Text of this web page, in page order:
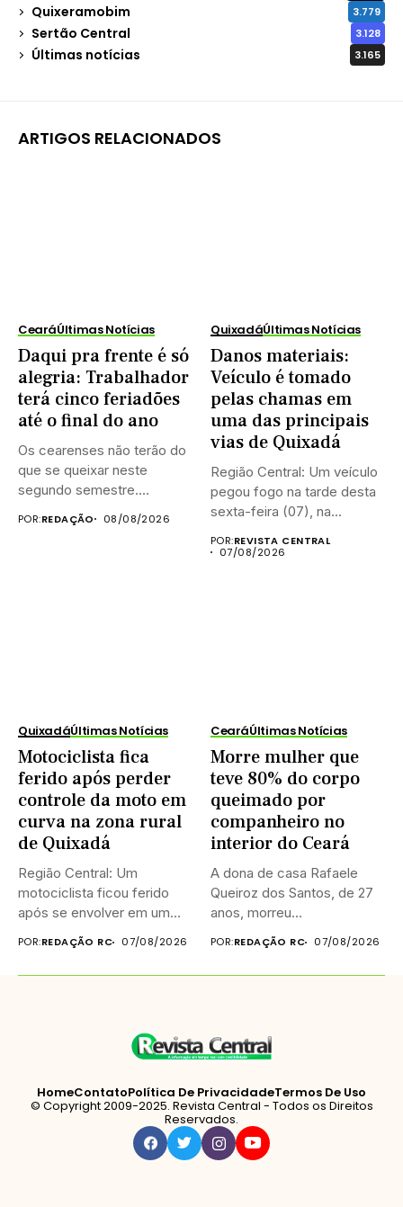
Quixeramobim 3.779
Sertão Central 3.128
Últimas notícias 3.165
ARTIGOS RELACIONADOS
CearáÚltimas Notícias
Daqui pra frente é só
alegria: Trabalhador
terá cinco feriadões
até o final do ano
Os cearenses não terão do
que se queixar neste
segundo semestre.
POR:REDAÇÃO 08/08/2026
QuixadáÚltimas Notícias
Danos materiais:
Veículo é tomado
pelas chamas em
uma das principais
vias de Quixadá
Região Central: Um veículo
pegou fogo na tarde desta
sexta-feira (07), na...
POR:REVISTA CENTRAL
07/08/2026
QuixadáÚltimas Notícias
Motociclista fica
ferido após perder
controle da moto em
curva na zona rural
de Quixadá
Região Central: Um
motociclista ficou ferido
após se envolver em um
acidente...
POR:REDAÇÃO RC 07/08/2026
CearáÚltimas Notícias
Morre mulher que
teve 80% do corpo
queimado por
companheiro no
interior do Ceará
A dona de casa Rafaele
Queiroz dos Santos, de 27
anos, morreu...
POR:REDAÇÃO RC 07/08/2026
HomeContatoPolítica De PrivacidadeTermos De Uso
© Copyright 2009-2025. Revista Central - Todos os Direitos
Reservados.